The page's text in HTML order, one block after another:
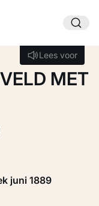
Lees voor
Lees voor
MET
juni 1889